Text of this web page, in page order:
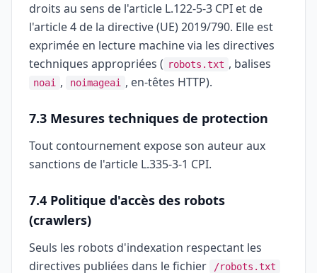
droits au sens de l'article L.122-5-3 CPI et de
l'article 4 de la directive (UE) 2019/790. Elle est
exprimée en lecture machine via les directives
techniques appropriées ( robots.txt , balises
noai , noimageai , en-têtes HTTP).
7.3 Mesures techniques de protection
Tout contournement expose son auteur aux
sanctions de l'article L.335-3-1 CPI.
7.4 Politique d'accès des robots
(crawlers)
Seuls les robots d'indexation respectant les
directives publiées dans le fichier
/robots.txt